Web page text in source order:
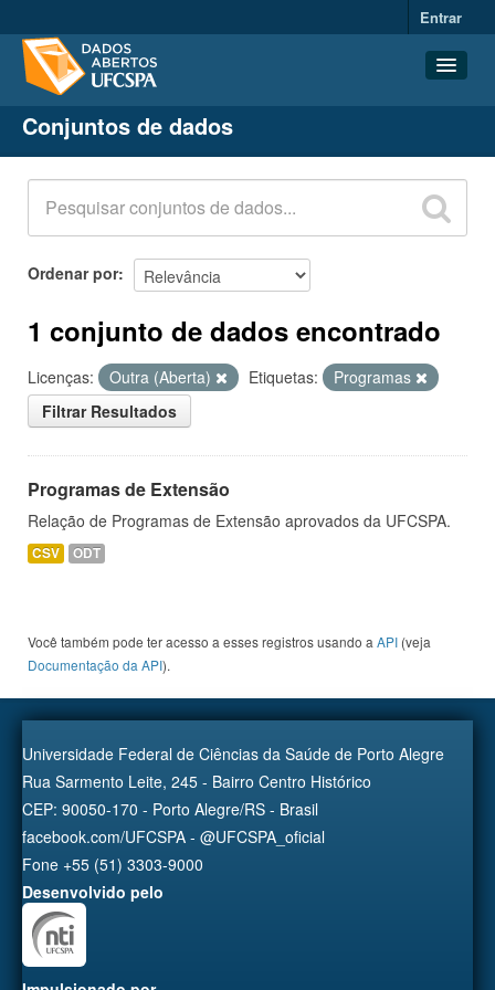
Entrar
Conjuntos de dados
Organizações
Grupos
Sobre
Conjuntos de dados
Ordenar por
1 conjunto de dados encontrado
Licenças: Outra (Aberta) Etiquetas:
Programas
Filtrar Resultados
Programas de Extensão
Relação de Programas de Extensão aprovados da UFCSPA.
CSV ODT
Você também pode ter acesso a esses registros usando a API (veja
Documentação da API).
Universidade Federal de Ciências da Saúde de Porto Alegre
Rua Sarmento Leite, 245 - Bairro Centro Histórico
CEP: 90050-170 - Porto Alegre/RS - Brasil
facebook.com/UFCSPA - @UFCSPA_oficial
Fone +55 (51) 3303-9000
Desenvolvido pelo